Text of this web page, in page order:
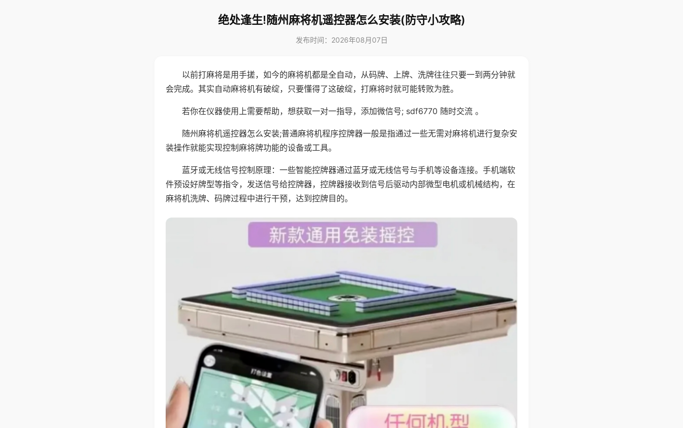
绝处逢生!随州麻将机遥控器怎么安装(防守小攻略)
发布时间：2026年08月07日
以前打麻将是用手搓，如今的麻将机都是全自动，从码牌、上牌、洗牌往往只要一到两分钟就
会完成。其实自动麻将机有破绽，只要懂得了这破绽，打麻将时就可能转败为胜。
若你在仪器使用上需要帮助，想获取一对一指导，添加微信号; sdf6770 随时交流 。
随州麻将机遥控器怎么安装;普通麻将机程序控牌器一般是指通过一些无需对麻将机进行复杂安
装操作就能实现控制麻将牌功能的设备或工具。
蓝牙或无线信号控制原理：一些智能控牌器通过蓝牙或无线信号与手机等设备连接。手机端软
件预设好牌型等指令，发送信号给控牌器，控牌器接收到信号后驱动内部微型电机或机械结构，在
麻将机洗牌、码牌过程中进行干预，达到控牌目的。